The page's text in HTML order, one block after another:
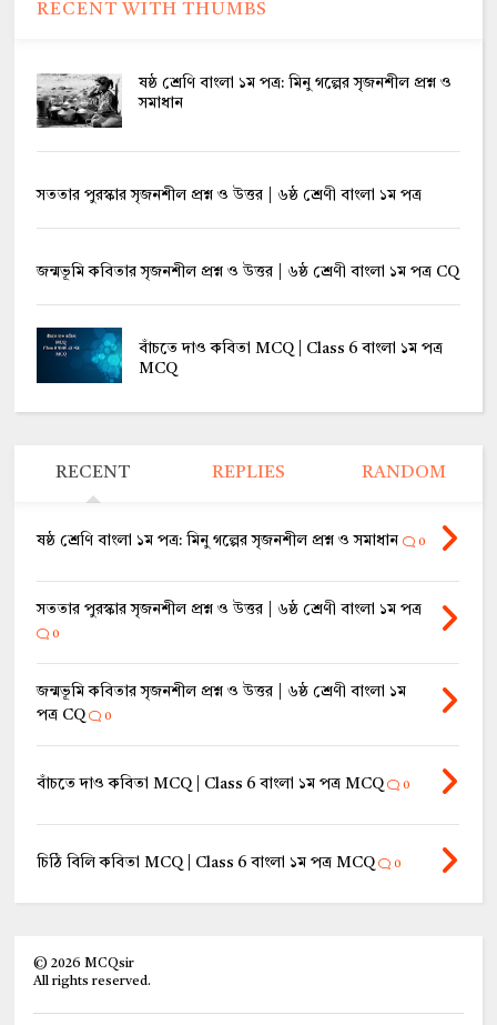
RECENT WITH THUMBS
ষষ্ঠ শ্রেণি বাংলা ১ম পত্র: মিনু গল্পের সৃজনশীল প্রশ্ন ও
সমাধান
সততার পুরস্কার সৃজনশীল প্রশ্ন ও উত্তর | ৬ষ্ঠ শ্রেণী বাংলা ১ম পত্র
জন্মভূমি কবিতার সৃজনশীল প্রশ্ন ও উত্তর | ৬ষ্ঠ শ্রেণী বাংলা ১ম পত্র CQ
বাঁচতে দাও কবিতা MCQ | Class 6 বাংলা ১ম পত্র
MCQ
RECENT REPLIES RANDOM
ষষ্ঠ শ্রেণি বাংলা ১ম পত্র: মিনু গল্পের সৃজনশীল প্রশ্ন ও সমাধান 0
সততার পুরস্কার সৃজনশীল প্রশ্ন ও উত্তর | ৬ষ্ঠ শ্রেণী বাংলা ১ম পত্র
0
জন্মভূমি কবিতার সৃজনশীল প্রশ্ন ও উত্তর | ৬ষ্ঠ শ্রেণী বাংলা ১ম
পত্র CQ
0
বাঁচতে দাও কবিতা MCQ | Class 6 বাংলা ১ম পত্র MCQ 0
চিঠি বিলি কবিতা MCQ | Class 6 বাংলা ১ম পত্র MCQ 0
©2026 MCQsir
All rights reserved.